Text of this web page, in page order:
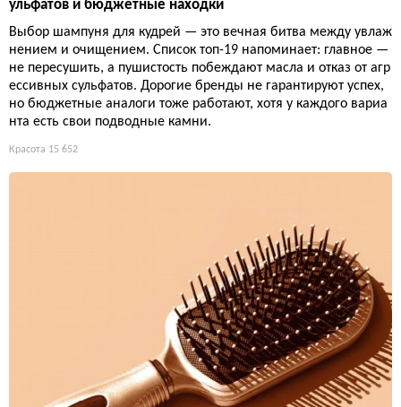
ульфатов и бюджетные находки
Выбор шампуня для кудрей — это вечная битва между увлаж
нением и очищением. Список топ-19 напоминает: главное —
не пересушить, а пушистость побеждают масла и отказ от агр
ессивных сульфатов. Дорогие бренды не гарантируют успех,
но бюджетные аналоги тоже работают, хотя у каждого вариа
нта есть свои подводные камни.
Красота 15 652